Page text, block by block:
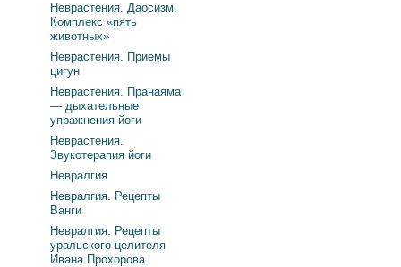
Неврастения. Даосизм.
Комплекс «пять
животных»
Неврастения. Приемы
цигун
Неврастения. Пранаяма
— дыхательные
упражнения йоги
Неврастения.
Звукотерапия йоги
Невралгия
Невралгия. Рецепты
Ванги
Невралгия. Рецепты
уральского целителя
Ивана Прохорова